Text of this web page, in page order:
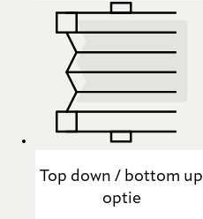
Top down / bottom up
optie